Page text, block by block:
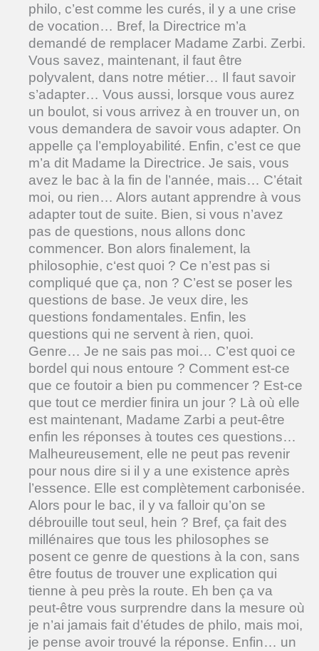
philo, c’est comme les curés, il y a une crise
de vocation… Bref, la Directrice m’a
demandé de remplacer Madame Zarbi. Zerbi.
Vous savez, maintenant, il faut être
polyvalent, dans notre métier… Il faut savoir
s’adapter… Vous aussi, lorsque vous aurez
un boulot, si vous arrivez à en trouver un, on
vous demandera de savoir vous adapter. On
appelle ça l’employabilité. Enfin, c’est ce que
m’a dit Madame la Directrice. Je sais, vous
avez le bac à la fin de l’année, mais… C’était
moi, ou rien… Alors autant apprendre à vous
adapter tout de suite. Bien, si vous n’avez
pas de questions, nous allons donc
commencer. Bon alors finalement, la
philosophie, c‘est quoi ? Ce n’est pas si
compliqué que ça, non ? C’est se poser les
questions de base. Je veux dire, les
questions fondamentales. Enfin, les
questions qui ne servent à rien, quoi.
Genre… Je ne sais pas moi… C’est quoi ce
bordel qui nous entoure ? Comment est-ce
que ce foutoir a bien pu commencer ? Est-ce
que tout ce merdier finira un jour ? Là où elle
est maintenant, Madame Zarbi a peut-être
enfin les réponses à toutes ces questions…
Malheureusement, elle ne peut pas revenir
pour nous dire si il y a une existence après
l’essence. Elle est complètement carbonisée.
Alors pour le bac, il y va falloir qu’on se
débrouille tout seul, hein ? Bref, ça fait des
millénaires que tous les philosophes se
posent ce genre de questions à la con, sans
être foutus de trouver une explication qui
tienne à peu près la route. Eh ben ça va
peut-être vous surprendre dans la mesure où
je n’ai jamais fait d’études de philo, mais moi,
je pense avoir trouvé la réponse. Enfin… un